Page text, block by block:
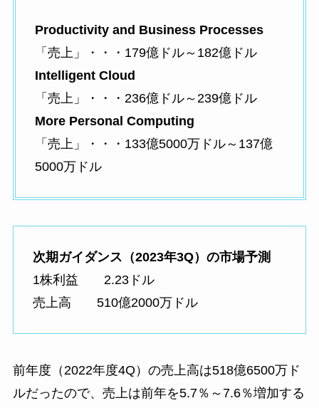
Productivity and Business Processes
「売上」・・・179億ドル～182億ドル
Intelligent Cloud
「売上」・・・236億ドル～239億ドル
More Personal Computing
「売上」・・・133億5000万ドル～137億
5000万ドル
次期ガイダンス（2023年3Q）の市場予測
1株利益 2.23ドル
売上高 510億2000万ドル
前年度（2022年度4Q）の売上高は518億6500万ド
ルだったので、売上は前年を5.7％～7.6％増加する